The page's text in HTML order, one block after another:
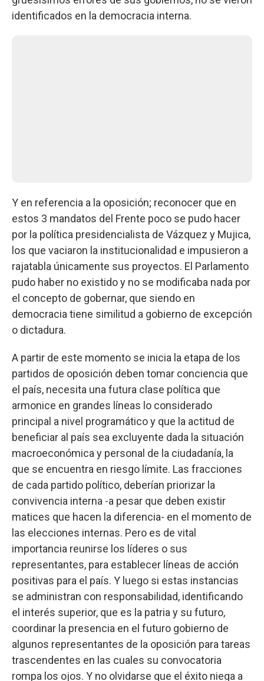
identificados en la democracia interna.
Y en referencia a la oposición; reconocer que en
estos 3 mandatos del Frente poco se pudo hacer
por la política presidencialista de Vázquez y Mujica,
los que vaciaron la institucionalidad e impusieron a
rajatabla únicamente sus proyectos. El Parlamento
pudo haber no existido y no se modificaba nada por
el concepto de gobernar, que siendo en
democracia tiene similitud a gobierno de excepción
o dictadura.
A partir de este momento se inicia la etapa de los
partidos de oposición deben tomar conciencia que
el país, necesita una futura clase política que
armonice en grandes líneas lo considerado
principal a nivel programático y que la actitud de
beneficiar al país sea excluyente dada la situación
macroeconómica y personal de la ciudadanía, la
que se encuentra en riesgo límite. Las fracciones
de cada partido político, deberían priorizar la
convivencia interna -a pesar que deben existir
matices que hacen la diferencia- en el momento de
las elecciones internas. Pero es de vital
importancia reunirse los líderes o sus
representantes, para establecer líneas de acción
positivas para el país. Y luego si estas instancias
se administran con responsabilidad, identificando
el interés superior, que es la patria y su futuro,
coordinar la presencia en el futuro gobierno de
algunos representantes de la oposición para tareas
trascendentes en las cuales su convocatoria
rompa los ojos. Y no olvidarse que el éxito niega a